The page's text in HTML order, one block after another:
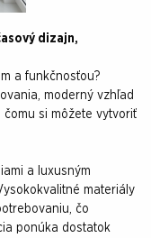
dizajn,
a funkčnosťou?
moderný vzhľad
si môžete vytvoriť
a luxusným
materiály
čo
ponúka dostatok